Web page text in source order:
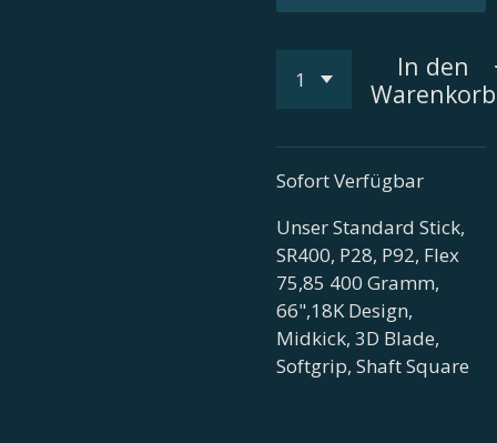
In den
Warenkorb
Sofort Verfügbar
Unser Standard Stick,
SR400, P28, P92, Flex
75,85 400 Gramm,
66",18K Design,
Midkick, 3D Blade,
Softgrip, Shaft Square